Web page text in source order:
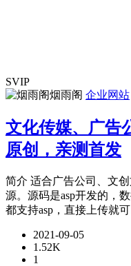
SVIP
烟雨阁 企业网站
文化传媒、广告
原创，亲测首发
简介 适合广告公司、文
源。源码是asp开发的，
都支持asp，直接上传就
2021-09-05
1.52K
1